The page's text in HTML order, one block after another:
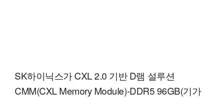
SK하이닉스가 CXL 2.0 기반 D램 설루션
CMM(CXL Memory Module)-DDR5 96GB(기가